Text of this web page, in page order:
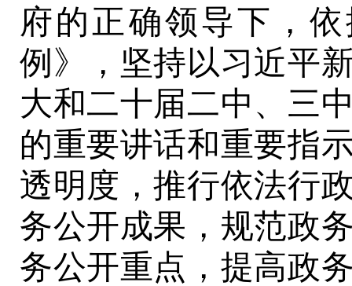
府的正确领导下，
例》，坚持以习近平
大和二十届二中、三
的重要讲话和重要指
透明度，推行依法行
务公开成果，规范政
务公开重点，提高政